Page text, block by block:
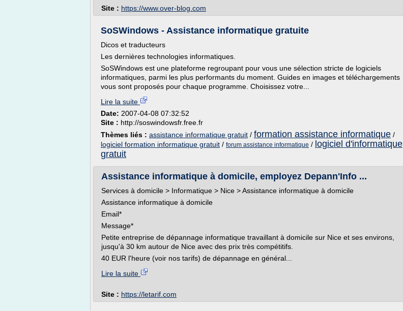
Site : https://www.over-blog.com
SoSWindows - Assistance informatique gratuite
Dicos et traducteurs
Les dernières technologies informatiques.
SoSWindows est une plateforme regroupant pour vous une sélection stricte de logiciels
informatiques, parmi les plus performants du moment. Guides en images et téléchargements
vous sont proposés pour chaque programme. Choisissez votre...
Lire la suite
Date: 2007-04-08 07:32:52
Site : http://soswindowsfr.free.fr
Thèmes liés : assistance informatique gratuit / formation assistance informatique /
logiciel formation informatique gratuit / forum assistance informatique / logiciel d'informatique
gratuit
Assistance informatique à domicile, employez Depann'Info ...
Services à domicile > Informatique > Nice > Assistance informatique à domicile
Assistance informatique à domicile
Email*
Message*
Petite entreprise de dépannage informatique travaillant à domicile sur Nice et ses environs,
jusqu'à 30 km autour de Nice avec des prix très compétitifs.
40 EUR l'heure (voir nos tarifs) de dépannage en général...
Lire la suite
Site : https://letarif.com